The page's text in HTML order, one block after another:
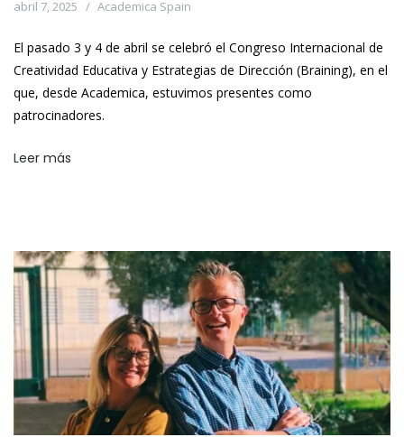
abril 7, 2025 Academica Spain
El pasado 3 y 4 de abril se celebró el Congreso Internacional de
Creatividad Educativa y Estrategias de Dirección (Braining), en el
que, desde Academica, estuvimos presentes como
patrocinadores.
Leer más